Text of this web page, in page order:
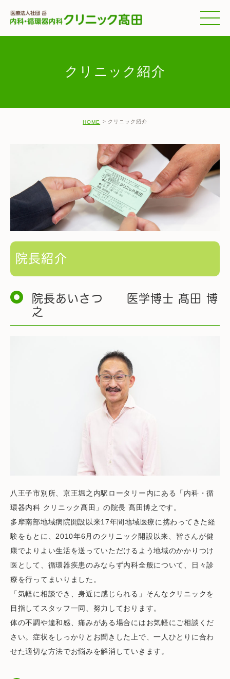
クリニック紹介
HOME クリニック紹介
院長紹介
院長あいさつ 医学博士 髙田 博
之
八王子市別所、京王堀之内駅ロータリー内にある「内科・循
環器内科 クリニック髙田」の院長 髙田博之です。
多摩南部地域病院開設以来17年間地域医療に携わってきた経
験をもとに、2010年6月のクリニック開設以来、皆さんが健
康でよりよい生活を送っていただけるよう地域のかかりつけ
医として、循環器疾患のみならず内科全般について、日々診
療を行ってまいりました。
「気軽に相談でき、身近に感じられる」そんなクリニックを
目指してスタッフ一同、努力しております。
体の不調や違和感、痛みがある場合にはお気軽にご相談くだ
さい。症状をしっかりとお聞きした上で、一人ひとりに合わ
せた適切な方法でお悩みを解消していきます。